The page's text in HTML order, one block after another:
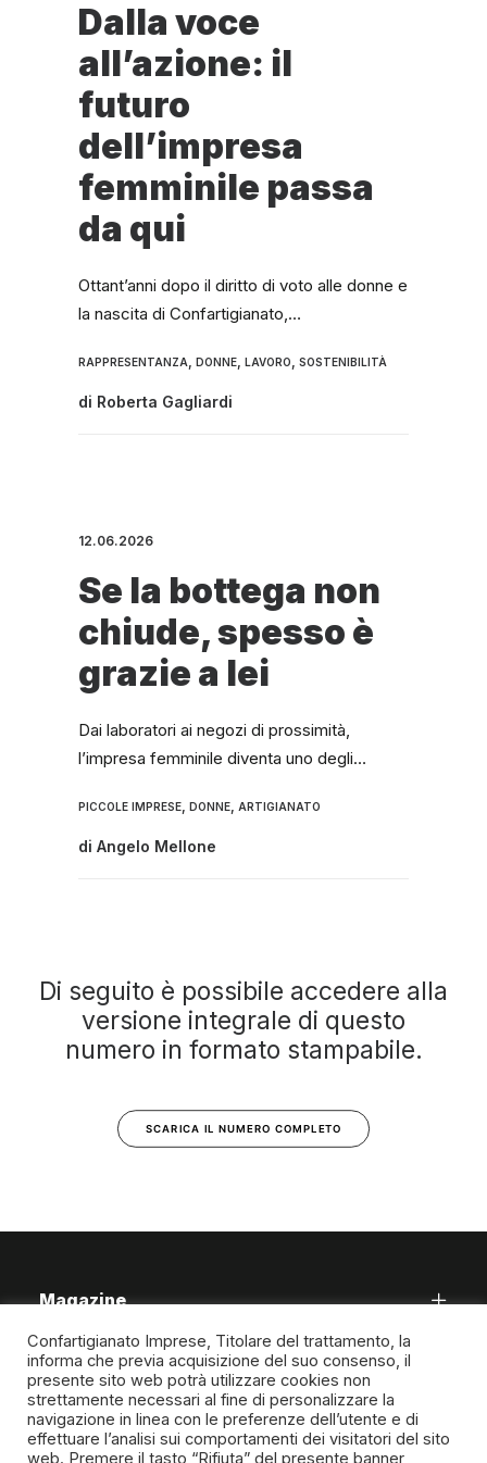
Dalla voce
all’azione: il
futuro
dell’impresa
femminile passa
da qui
Ottant’anni dopo il diritto di voto alle donne e
la nascita di Confartigianato,…
RAPPRESENTANZA, DONNE, LAVORO, SOSTENIBILITÀ
di Roberta Gagliardi
12.06.2026
Se la bottega non
chiude, spesso è
grazie a lei
Dai laboratori ai negozi di prossimità,
l’impresa femminile diventa uno degli…
PICCOLE IMPRESE, DONNE, ARTIGIANATO
di Angelo Mellone
Di seguito è possibile accedere alla
versione integrale di questo
numero in formato stampabile.
SCARICA IL NUMERO COMPLETO
Magazine
SPIRITO ARTIGIANO
Confartigianato Imprese, Titolare del trattamento, la
informa che previa acquisizione del suo consenso, il
presente sito web potrà utilizzare cookies non
strettamente necessari al fine di personalizzare la
navigazione in linea con le preferenze dell’utente e di
effettuare l’analisi sui comportamenti dei visitatori del sito
web. Premere il tasto “Rifiuta” del presente banner